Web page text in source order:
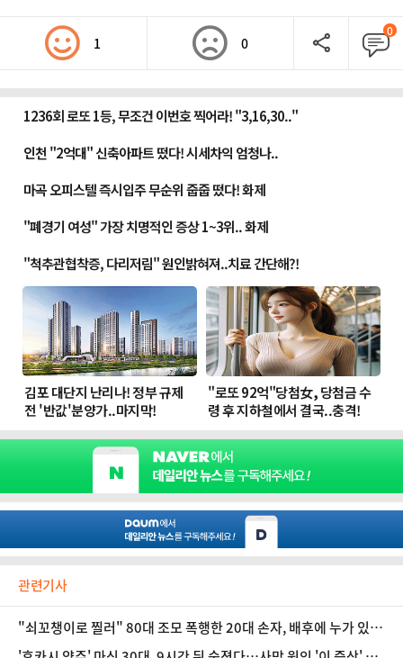
1 0
0
관련기사
"쇠꼬챙이로 찔러" 80대 조모 폭행한 20대 손자, 배후에 누가 있었
나…사건의 실체는?